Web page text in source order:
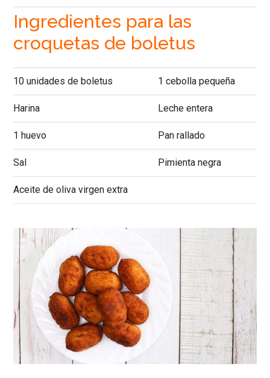
Ingredientes para las
croquetas de boletus
10 unidades de boletus 1 cebolla pequeña
Harina Leche entera
1 huevo Pan rallado
Sal Pimienta negra
Aceite de oliva virgen extra